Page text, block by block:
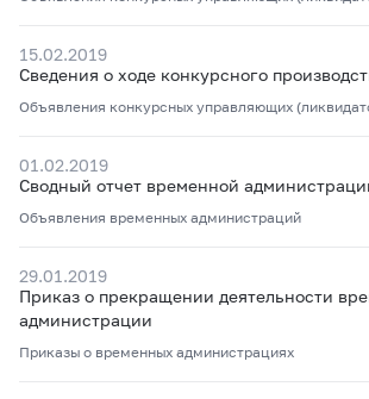
15.02.2019
Сведения о ходе конкурсного
Объявления конкурсных управляющих
01.02.2019
Сводный отчет временной
Объявления временных администраций
29.01.2019
Приказ о прекращении деятельности
администрации
Приказы о временных администрациях